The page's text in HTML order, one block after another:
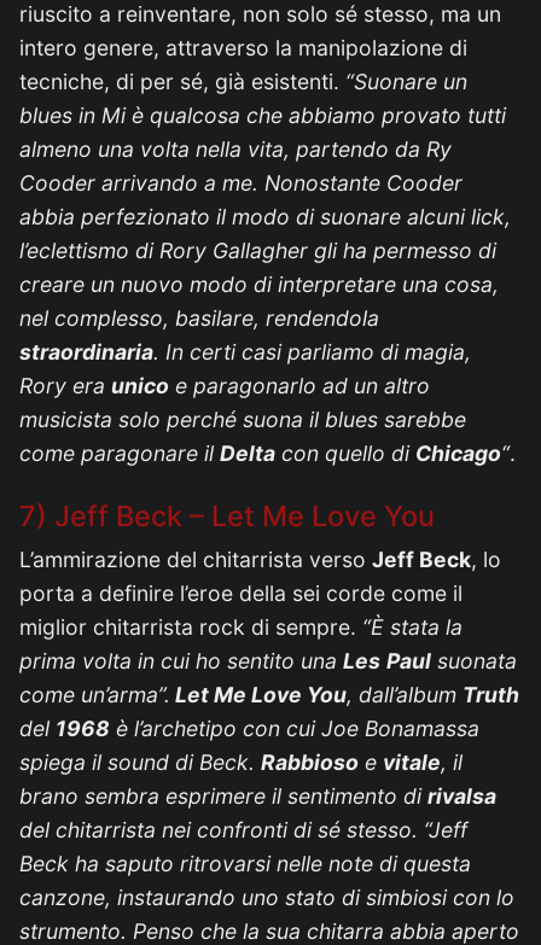
riuscito a reinventare, non solo sé stesso, ma un
intero genere, attraverso la manipolazione di
tecniche, di per sé, già esistenti. “Suonare un
blues in Mi è qualcosa che abbiamo provato tutti
almeno una volta nella vita, partendo da Ry
Cooder arrivando a me. Nonostante Cooder
abbia perfezionato il modo di suonare alcuni lick,
l’eclettismo di Rory Gallagher gli ha permesso di
creare un nuovo modo di interpretare una cosa,
nel complesso, basilare, rendendola
straordinaria. In certi casi parliamo di magia,
Rory era unico e paragonarlo ad un altro
musicista solo perché suona il blues sarebbe
come paragonare il Delta con quello di Chicago“.
7) Jeff Beck – Let Me Love You
L’ammirazione del chitarrista verso Jeff Beck, lo
porta a definire l’eroe della sei corde come il
miglior chitarrista rock di sempre. “È stata la
prima volta in cui ho sentito una Les Paul suonata
come un’arma”. Let Me Love You, dall’album Truth
del 1968 è l’archetipo con cui Joe Bonamassa
spiega il sound di Beck. Rabbioso e vitale, il
brano sembra esprimere il sentimento dirivalsa
del chitarrista nei confronti di sé stesso. “Jeff
Beck ha saputo ritrovarsi nelle note di questa
canzone, instaurando uno stato di simbiosi con lo
strumento. Penso che la sua chitarra abbia aperto